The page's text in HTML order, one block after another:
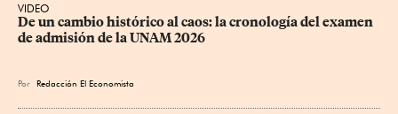
VIDEO
De un cambio histórico al caos: la cronología del examen
de admisión de la UNAM 2026
Por Redacción El Economista